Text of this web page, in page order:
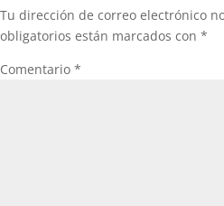
Tu dirección de correo electrónico
obligatorios están marcados con *
Comentario *